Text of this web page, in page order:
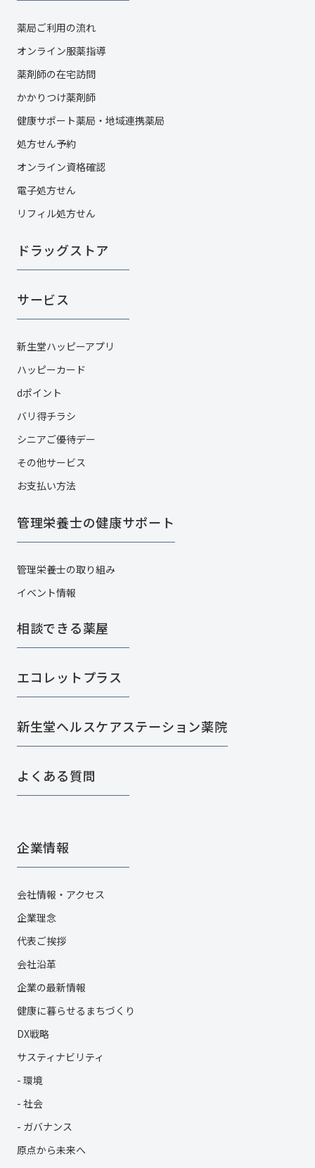
薬局ご利用の流れ
オンライン服薬指導
薬剤師の在宅訪問
かかりつけ薬剤師
健康サポート薬局・地域連携薬局
処方せん予約
オンライン資格確認
電子処方せん
リフィル処方せん
ドラッグストア
サービス
新生堂ハッピーアプリ
ハッピーカード​
dポイント
バリ得チラシ
シニアご優待デー
その他サービス​
お支払い方法
管理栄養士の健康サポート
管理栄養士の取り組み
イベント情報
相談できる薬屋
エコレットプラス
新生堂ヘルスケアステーション薬院
よくある質問
企業情報
会社情報・アクセス
企業理念
代表ご挨拶
会社沿革
企業の最新情報
健康に暮らせるまちづくり
DX戦略
サスティナビリティ
- 環境
- 社会
- ガバナンス
原点から未来へ